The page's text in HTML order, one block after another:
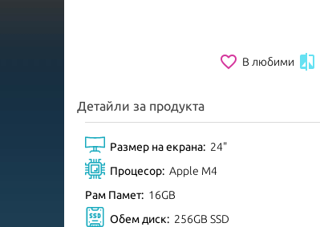
favorite_border В любими 
Детайли за продукта
Размер на екрана: 24"
Процесор: Apple M4
Рам Памет: 16GB
Обем диск: 256GB SSD